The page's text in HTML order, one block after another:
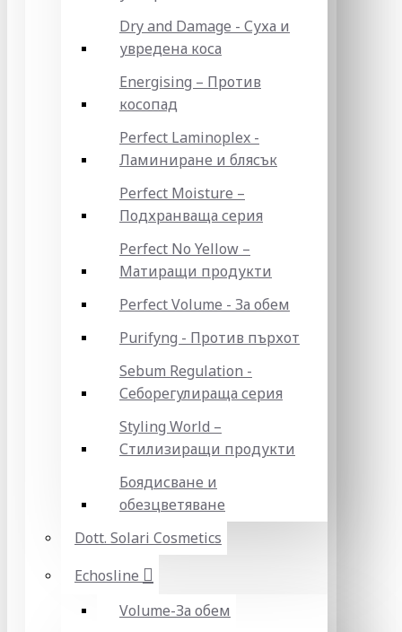
Dry and Damage - Суха и
увредена коса
Energising – Против
косопад
Perfect Laminoplex -
Ламиниране и блясък
Perfect Moisture –
Подхранваща серия
Perfect No Yellow –
Матиращи продукти
Perfect Volume - За обем
Purifyng - Против пърхот
Sebum Regulation -
Себорегулираща серия
Styling World –
Стилизиращи продукти
Боядисване и
обезцветяване
Dott. Solari Cosmetics
Echosline
Volume-За обем